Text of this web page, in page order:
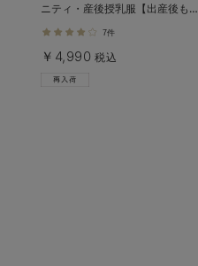
ニティ・産後授乳服【出産後も長
7件
￥4,990 税込